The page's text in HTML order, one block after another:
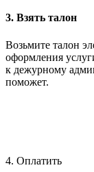
3. Взять талон
Возьмите талон
оформления
к дежурному
поможет.
4. Оплатить